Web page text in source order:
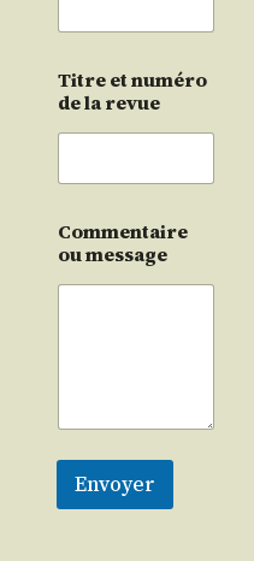
Titre et numéro
de la revue
Commentaire
ou message
Envoyer